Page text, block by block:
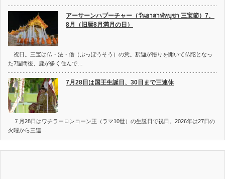
アーサーンハブーチャー（วันอาสาฬหบูชา 三宝節）7、
8月（旧暦8月満月の日）
祝日。三宝は仏・法・僧（ぶっぽうそう）の意。釈迦が悟りを開いて仏陀となっ
た7週間後、鹿が多く住んで…
7月28日は国王生誕日、30日まで三連休
７月28日はワチラーロンコーン王（ラマ10世）の生誕日で祝日。2026年は27日の
火曜から三連…